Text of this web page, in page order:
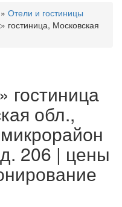
» Отели и гостиницы
гостиница, Московская
обл.,
206 | цены